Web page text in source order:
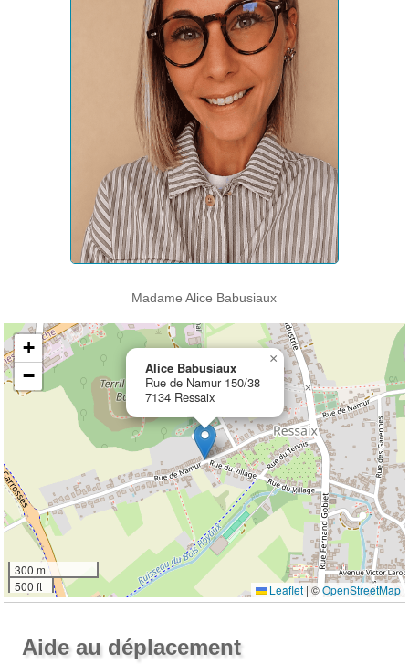
Madame Alice Babusiaux
Alice Babusiaux
Rue de Namur 150/38
7134 Ressaix
×
+
−
300 m
500 ft
Leaflet | ©OpenStreetMap
Aide au déplacement